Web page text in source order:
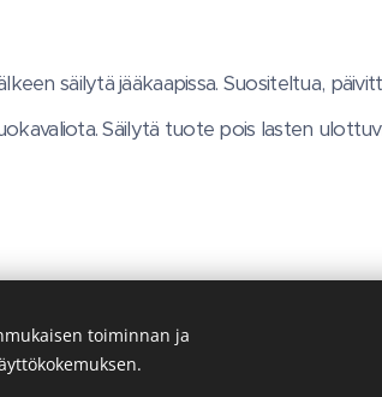
säilytä jääkaapissa. Suositeltua,
Säilytä tuote pois lasten
Kuvat - LR HEALTH & BEAUTY SYSTEMS
toiminnan ja